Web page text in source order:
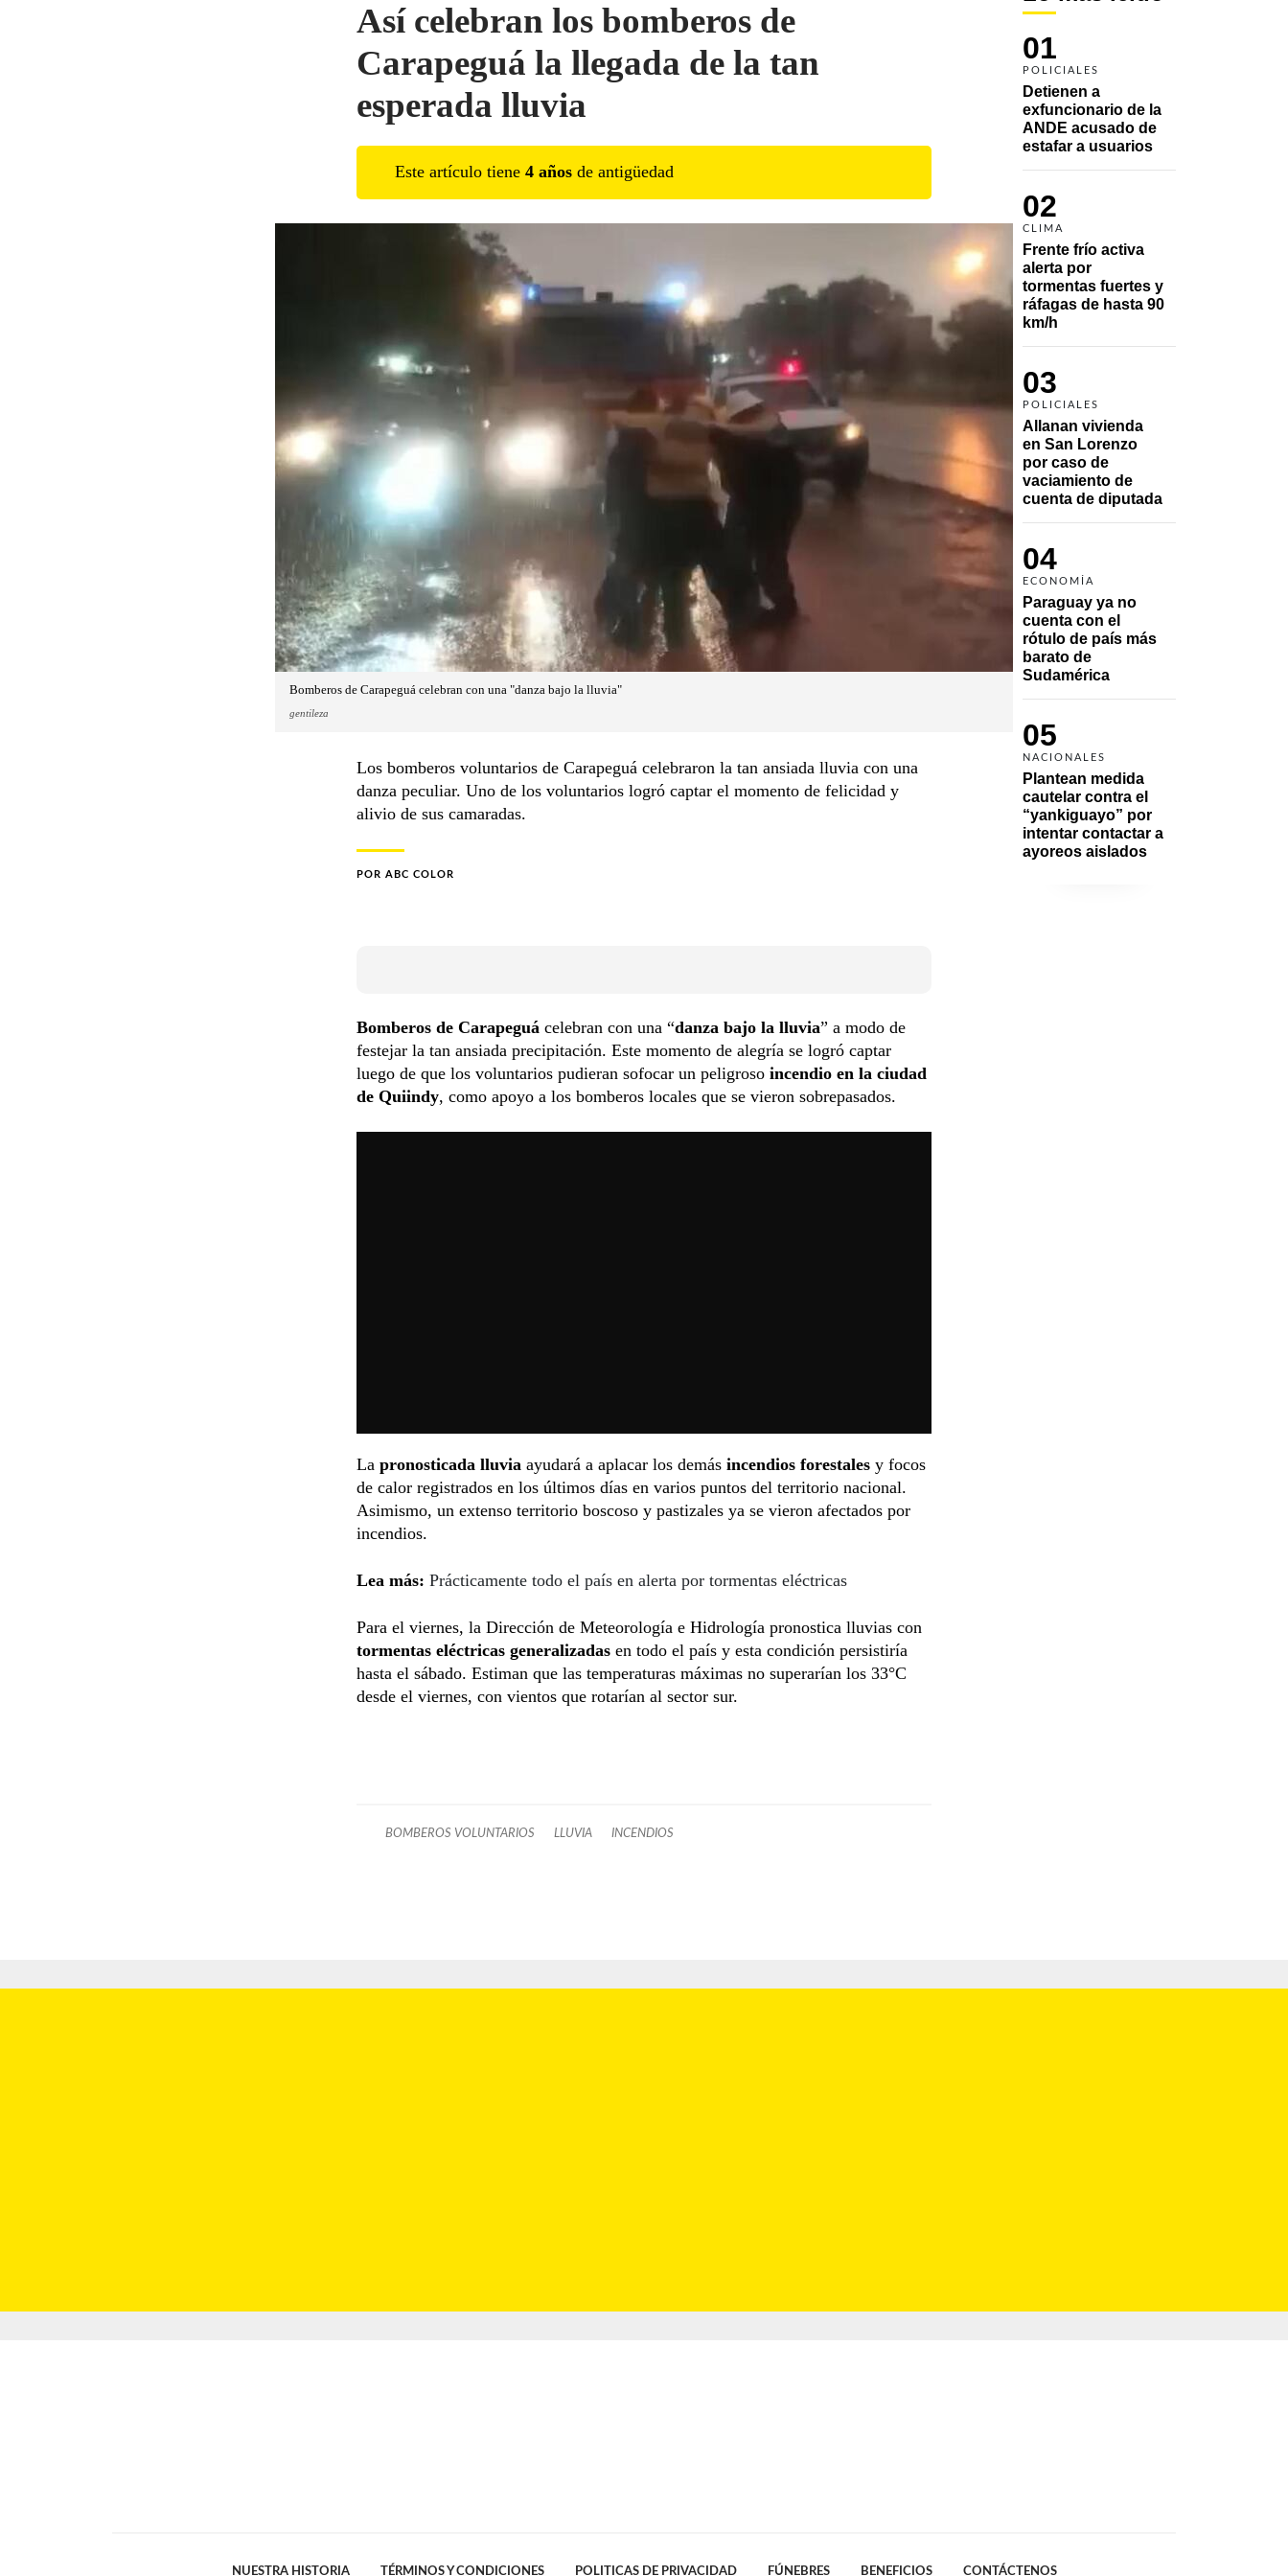
01
POLICIALES
Detienen a
exfuncionario de la
ANDE acusado de
estafar a usuarios
02
CLIMA
Frente frío activa
alerta por
tormentas fuertes y
ráfagas de hasta 90
km/h
03
POLICIALES
Allanan vivienda
en San Lorenzo
por caso de
vaciamiento de
cuenta de diputada
04
ECONOMÍA
Paraguay ya no
cuenta con el
rótulo de país más
barato de
Sudamérica
05
NACIONALES
Plantean medida
cautelar contra el
“yankiguayo” por
intentar contactar a
ayoreos aislados
Así celebran los bomberos de
Carapeguá la llegada de la tan
esperada lluvia
Este artículo tiene 4 años de antigüedad
Bomberos de Carapeguá celebran con una "danza bajo la lluvia"
gentileza
Los bomberos voluntarios de Carapeguá celebraron la tan ansiada lluvia con una
danza peculiar. Uno de los voluntarios logró captar el momento de felicidad y
alivio de sus camaradas.
POR ABC COLOR
Bomberos de Carapeguá celebran con una “danza bajo la lluvia” a modo de
festejar la tan ansiada precipitación. Este momento de alegría se logró captar
luego de que los voluntarios pudieran sofocar un peligroso incendio en la ciudad
de Quiindy, como apoyo a los bomberos locales que se vieron sobrepasados.
La pronosticada lluvia ayudará a aplacar los demás incendios forestales y focos
de calor registrados en los últimos días en varios puntos del territorio nacional.
Asimismo, un extenso territorio boscoso y pastizales ya se vieron afectados por
incendios.
Lea más: Prácticamente todo el país en alerta por tormentas eléctricas
Para el viernes, la Dirección de Meteorología e Hidrología pronostica lluvias con
tormentas eléctricas generalizadas en todo el país y esta condición persistiría
hasta el sábado. Estiman que las temperaturas máximas no superarían los 33°C
desde el viernes, con vientos que rotarían al sector sur.
BOMBEROS VOLUNTARIOS LLUVIA INCENDIOS
NUESTRA HISTORIA TÉRMINOS Y CONDICIONES POLITICAS DE PRIVACIDAD FÚNEBRES BENEFICIOS CONTÁCTENOS